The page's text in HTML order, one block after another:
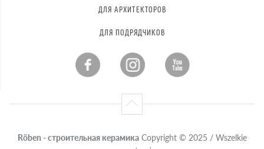
ДЛЯ АРХИТЕКТОРОВ
ДЛЯ ПОДРЯДЧИКОВ
Röben - строительная керамикаCopyright © 2025 / Wszelkie